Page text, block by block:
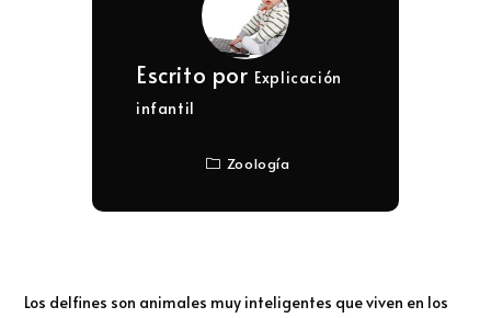
Escrito por Explicación
infantil
Zoología
Los delfines son animales muy inteligentes que viven en los